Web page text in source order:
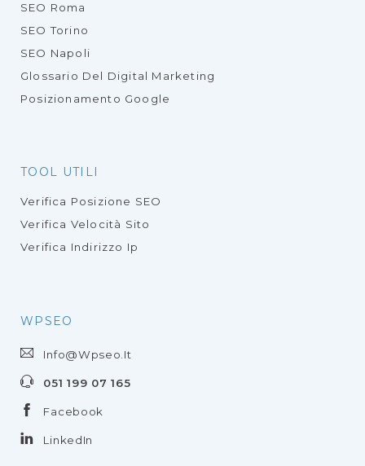
SEO Roma
SEO Torino
SEO Napoli
Glossario Del Digital Marketing
Posizionamento Google
TOOL UTILI
Verifica Posizione SEO
Verifica Velocità Sito
Verifica Indirizzo Ip
WPSEO
Info@wpseo.it
051 199 07 165
Facebook
LinkedIn